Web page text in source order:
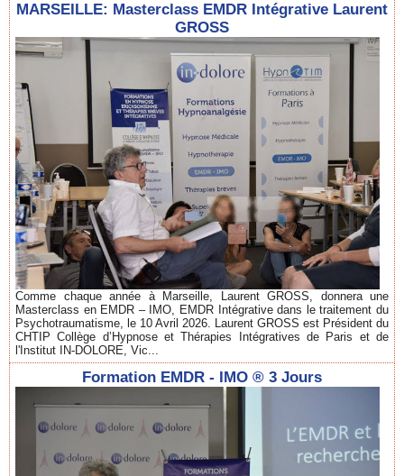
MARSEILLE: Masterclass EMDR Intégrative Laurent
GROSS
Comme chaque année à Marseille, Laurent GROSS, donnera une
Masterclass en EMDR – IMO, EMDR Intégrative dans le traitement du
Psychotraumatisme, le 10 Avril 2026. Laurent GROSS est Président du
CHTIP Collège d’Hypnose et Thérapies Intégratives de Paris et de
l'Institut IN-DOLORE, Vic...
Formation EMDR - IMO ® 3 Jours